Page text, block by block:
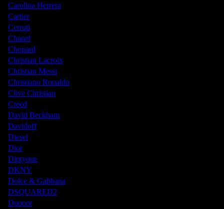
Carolina Herrera
Cartier
Cerruti
Chanel
Chopard
Christian Lacroix
Christian Messi
Christiano Ronaldo
Clive Christian
Creed
David Beckham
Davidoff
Diesel
Dior
Diptyque
DKNY
Dolce & Gabbana
DSQUARED2
Dupont